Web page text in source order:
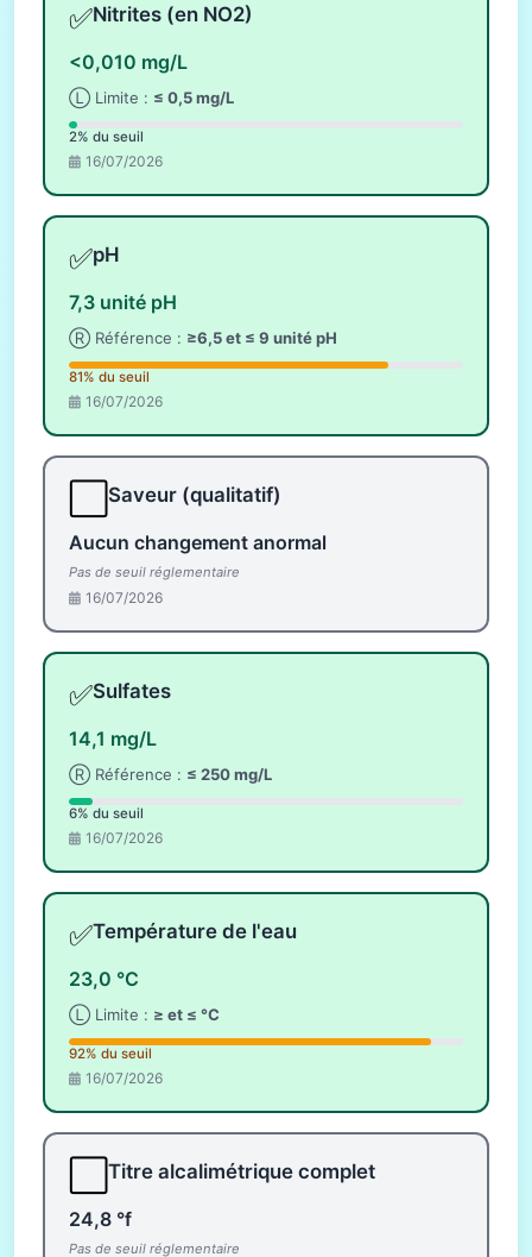
✅Nitrites (en NO2)
<0,010 mg/L
Ⓛ Limite : ≤ 0,5 mg/L
2% du seuil
16/07/2026
✅pH
7,3 unité pH
Ⓡ Référence : ≥6,5 et ≤ 9 unité pH
81% du seuil
16/07/2026
Saveur (qualitatif)
Aucun changement anormal
Pas de seuil réglementaire
16/07/2026
✅Sulfates
14,1 mg/L
Ⓡ Référence : ≤ 250 mg/L
6% du seuil
16/07/2026
✅Température de l'eau
23,0 °C
Ⓛ Limite : ≥ et ≤ °C
92% du seuil
16/07/2026
Titre alcalimétrique complet
24,8 °f
Pas de seuil réglementaire